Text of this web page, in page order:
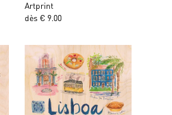
Artprint
dès € 9.00